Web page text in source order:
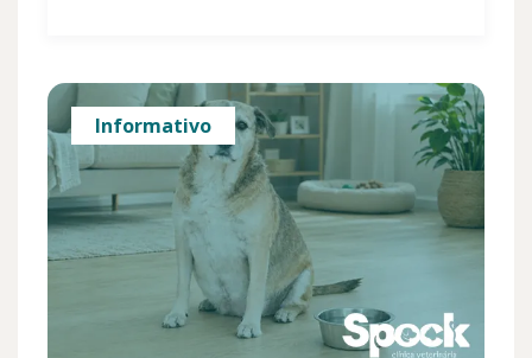
Informativo